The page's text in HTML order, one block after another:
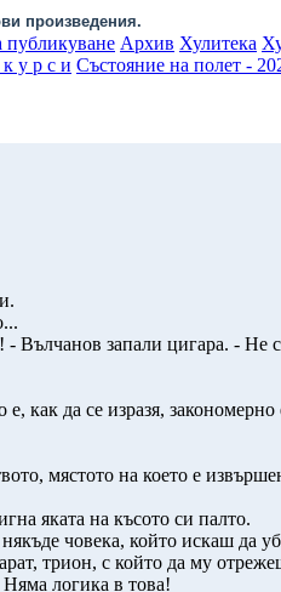
произведения.
публикуване Архив Хулитека
у р с и Състояние на полет -
Вълчанов запали цигара. -
как да се изразя,
мястото на което е
яката на късото си палто.
човека, който искаш да
трион, с който да му
логика в това!